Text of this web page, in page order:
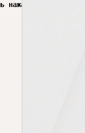
нажал эту кнопку